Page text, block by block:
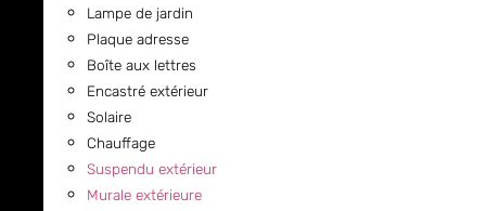
Lampe de jardin
Plaque adresse
Boîte aux lettres
Encastré extérieur
Solaire
Chauffage
Suspendu extérieur
Murale extérieure